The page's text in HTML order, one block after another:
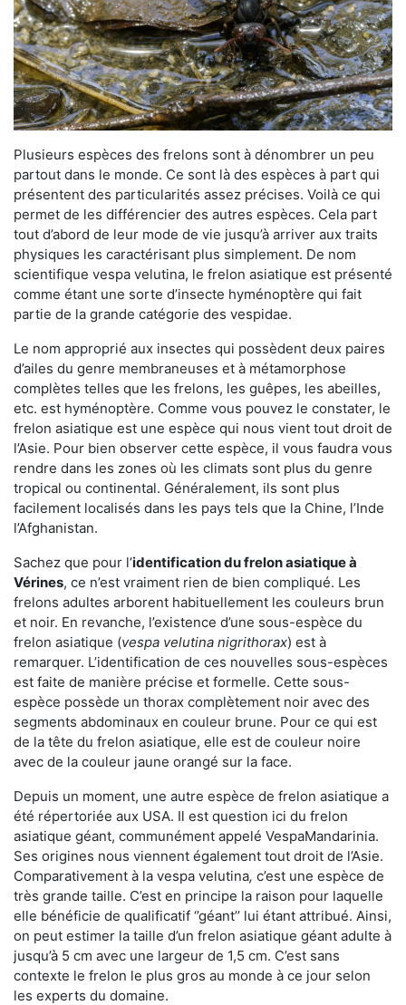
Plusieurs espèces des frelons sont à dénombrer un peu
partout dans le monde. Ce sont là des espèces à part qui
présentent des particularités assez précises. Voilà ce qui
permet de les différencier des autres espèces. Cela part
tout d’abord de leur mode de vie jusqu’à arriver aux traits
physiques les caractérisant plus simplement. De nom
scientifique vespa velutina, le frelon asiatique est présenté
comme étant une sorte d’insecte hyménoptère qui fait
partie de la grande catégorie des vespidae.
Le nom approprié aux insectes qui possèdent deux paires
d’ailes du genre membraneuses et à métamorphose
complètes telles que les frelons, les guêpes, les abeilles,
etc. est hyménoptère. Comme vous pouvez le constater, le
frelon asiatique est une espèce qui nous vient tout droit de
l’Asie. Pour bien observer cette espèce, il vous faudra vous
rendre dans les zones où les climats sont plus du genre
tropical ou continental. Généralement, ils sont plus
facilement localisés dans les pays tels que la Chine, l’Inde
l’Afghanistan.
Sachez que pour l’identification du frelon asiatiqueà
Vérines, ce n’est vraiment rien de bien compliqué. Les
frelons adultes arborent habituellement les couleurs brun
et noir. En revanche, l’existence d’une sous-espèce du
frelon asiatique (vespa velutina nigrithorax) est à
remarquer. L’identification de ces nouvelles sous-espèces
est faite de manière précise et formelle. Cette sous-
espèce possède un thorax complètement noir avec des
segments abdominaux en couleur brune. Pour ce qui est
de la tête du frelon asiatique, elle est de couleur noire
avec de la couleur jaune orangé sur la face.
Depuis un moment, une autre espèce de frelon asiatique a
été répertoriée aux USA. Il est question ici du frelon
asiatique géant, communément appelé VespaMandarinia.
Ses origines nous viennent également tout droit de l’Asie.
Comparativement à la vespa velutina, c’est une espèce de
très grande taille. C’est en principe la raison pour laquelle
elle bénéficie de qualificatif ‘’géant’’ lui étant attribué. Ainsi,
on peut estimer la taille d’un frelon asiatique géant adulte à
jusqu’à 5 cm avec une largeur de 1,5 cm. C’est sans
contexte le frelon le plus gros au monde à ce jour selon
les experts du domaine.